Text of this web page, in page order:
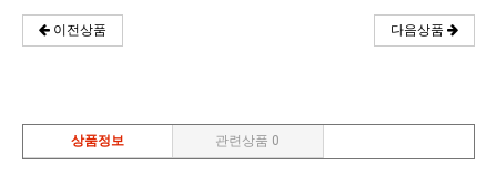
이전상품 다음상품
상품정보 관련상품 0